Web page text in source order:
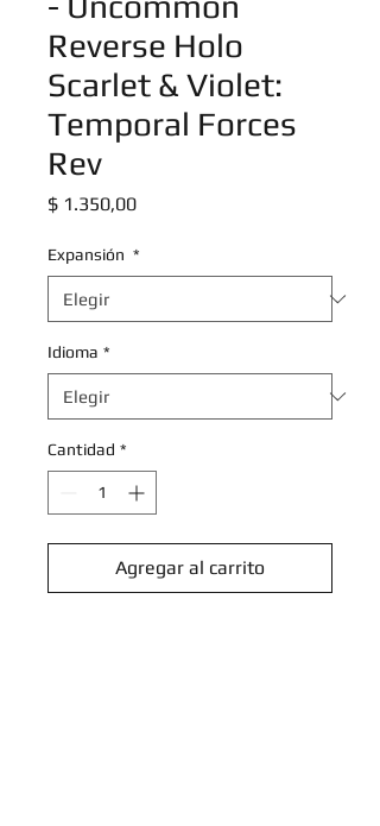
Reverse Holo
Scarlet & Violet:
Temporal Forces
Rev
$ 1.350,00Precio
Expansión *
Idioma *
Cantidad *
Agregar al carrito